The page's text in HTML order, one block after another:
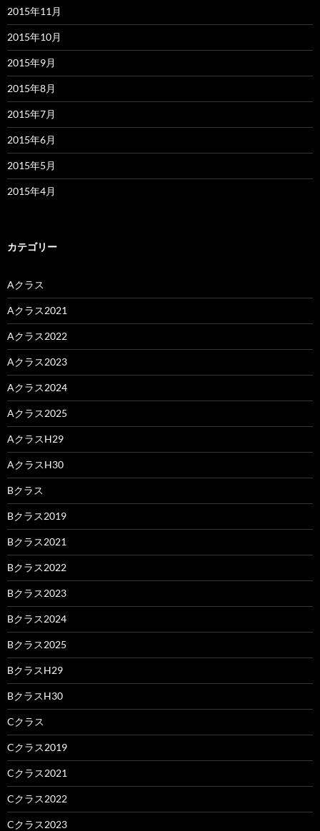
2015年11月
2015年10月
2015年9月
2015年8月
2015年7月
2015年6月
2015年5月
2015年4月
カテゴリー
Aクラス
Aクラス2021
Aクラス2022
Aクラス2023
Aクラス2024
Aクラス2025
AクラスH29
AクラスH30
Bクラス
Bクラス2019
Bクラス2021
Bクラス2022
Bクラス2023
Bクラス2024
Bクラス2025
BクラスH29
BクラスH30
Cクラス
Cクラス2019
Cクラス2021
Cクラス2022
Cクラス2023